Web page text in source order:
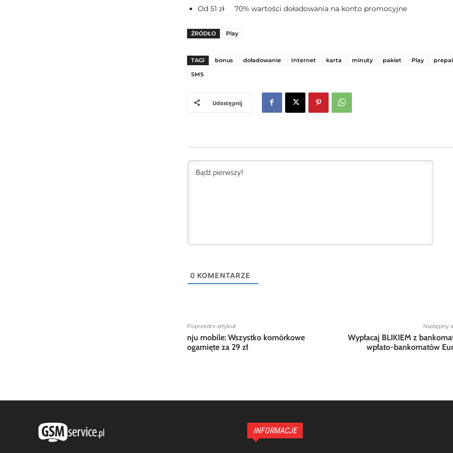
Od 51 zł 70% wartości doładowania na konto promocyjne
ŹRÓDŁO Play
TAGI bonus doładowanie Internet karta minuty pakiet Play
SMS
Udostępnij
0 KOMENTARZE
Poprzedni artykuł
nju mobile: Wszystko komórkowe
ogarnięte za 29 zł
Następny
Wypłacaj BLIKIEM z
wpłato-bankomatów
INFORMACJE